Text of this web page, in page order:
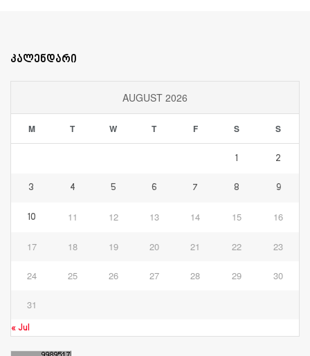
კალენდარი
AUGUST 2026
M T W T F S S
1 2
3 4 5 6 7 8 9
10 11 12 13 14 15 16
17 18 19 20 21 22 23
24 25 26 27 28 29 30
31
« Jul